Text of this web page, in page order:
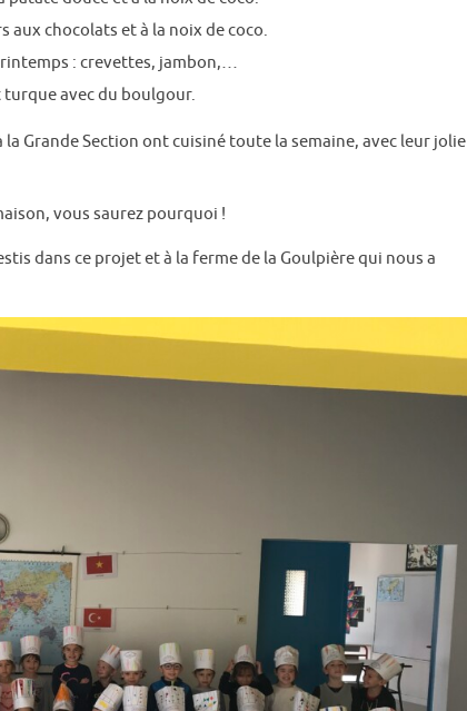
aux chocolats et à la noix de coco.
: crevettes, jambon,…
avec du boulgour.
la Grande Section ont cuisiné toute la semaine, avec leur jolie
vous saurez pourquoi !
dans ce projet et à la ferme de la Goulpière qui nous a